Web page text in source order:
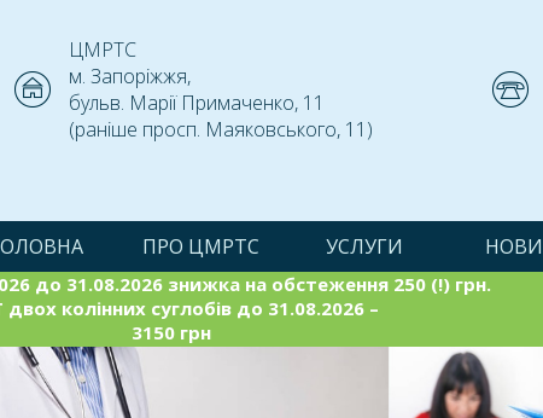
ЦМРТС
м. Запоріжжя,
бульв. Марії Примаченко, 11
(раніше просп. Маяковського, 11)
ПРО ЦМРТС УСЛУГИ
до 31.08.2026 знижка на обстеження 250 (!) грн.
колінних суглобів до 31.08.2026 –
3150 грн